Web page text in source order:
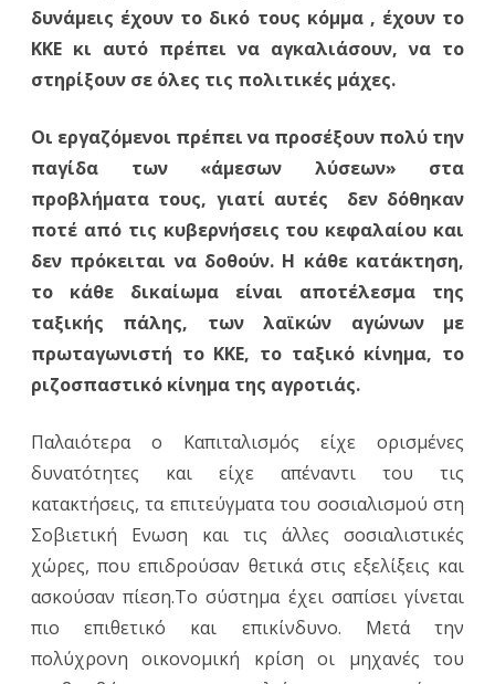
δυνάμεις έχουν το δικό τους κόμμα , έχουν το
ΚΚΕ κι αυτό πρέπει να αγκαλιάσουν, να το
στηρίξουν σε όλες τις πολιτικές μάχες.
Οι εργαζόμενοι πρέπει να προσέξουν πολύ την
παγίδα των «άμεσων λύσεων» στα
προβλήματα τους, γιατί αυτές δεν δόθηκαν
ποτέ από τις κυβερνήσεις του κεφαλαίου και
δεν πρόκειται να δοθούν. Η κάθε κατάκτηση,
το κάθε δικαίωμα είναι αποτέλεσμα της
ταξικής πάλης, των λαϊκών αγώνων με
πρωταγωνιστή το ΚΚΕ, το ταξικό κίνημα, το
ριζοσπαστικό κίνημα της αγροτιάς.
Παλαιότερα ο Καπιταλισμός είχε ορισμένες
δυνατότητες και είχε απέναντι του τις
κατακτήσεις, τα επιτεύγματα του σοσιαλισμού στη
Σοβιετική Ενωση και τις άλλες σοσιαλιστικές
χώρες, που επιδρούσαν θετικά στις εξελίξεις και
ασκούσαν πίεση.Το σύστημα έχει σαπίσει γίνεται
πιο επιθετικό και επικίνδυνο. Μετά την
πολύχρονη οικονομική κρίση οι μηχανές του